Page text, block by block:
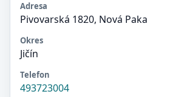
Adresa
Pivovarská 1820, Nová Paka
Okres
Jičín
Telefon
493723004